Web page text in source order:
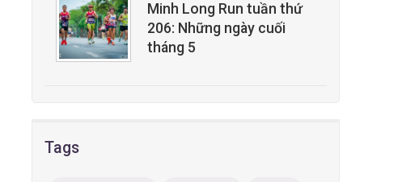
Minh Long Run tuần thứ
206: Những ngày cuối
tháng 5
Tags